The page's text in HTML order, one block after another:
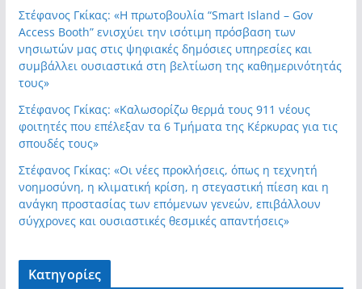
Στέφανος Γκίκας: «Η πρωτοβουλία “Smart Island – Gov
Access Booth” ενισχύει την ισότιμη πρόσβαση των
νησιωτών μας στις ψηφιακές δημόσιες υπηρεσίες και
συμβάλλει ουσιαστικά στη βελτίωση της καθημερινότητάς
τους»
Στέφανος Γκίκας: «Καλωσορίζω θερμά τους 911 νέους
φοιτητές που επέλεξαν τα 6 Τμήματα της Κέρκυρας για τις
σπουδές τους»
Στέφανος Γκίκας: «Οι νέες προκλήσεις, όπως η τεχνητή
νοημοσύνη, η κλιματική κρίση, η στεγαστική πίεση και η
ανάγκη προστασίας των επόμενων γενεών, επιβάλλουν
σύγχρονες και ουσιαστικές θεσμικές απαντήσεις»
Kατηγορίες